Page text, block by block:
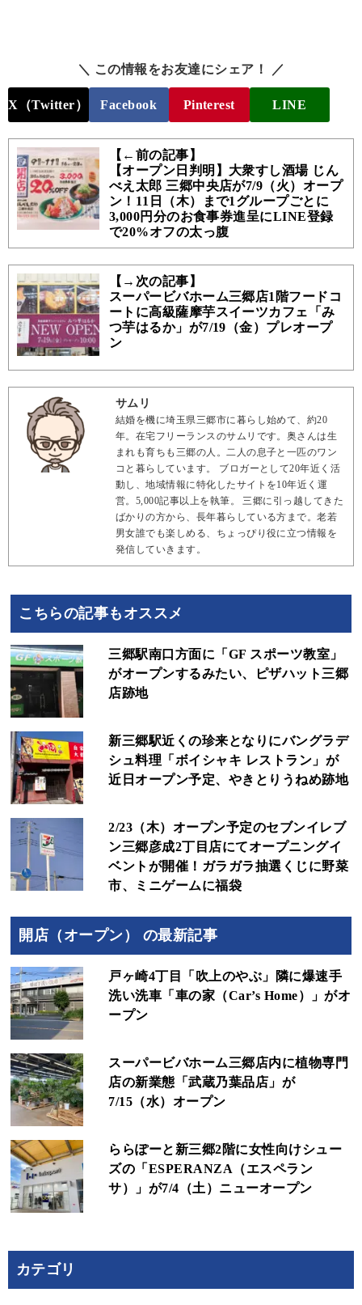
＼ この情報をお友達にシェア！ ／
X（Twitter） Facebook Pinterest LINE
【←前の記事】
【オープン日判明】大衆すし酒場 じん
べえ太郎 三郷中央店が7/9（火）オープ
ン！11日（木）まで1グループごとに
3,000円分のお食事券進呈にLINE登録
で20%オフの太っ腹
【→次の記事】
スーパービバホーム三郷店1階フードコ
ートに高級薩摩芋スイーツカフェ「み
つ芋はるか」が7/19（金）プレオープ
ン
サムリ
結婚を機に埼玉県三郷市に暮らし始めて、約20
年。在宅フリーランスのサムリです。奥さんは生
まれも育ちも三郷の人。二人の息子と一匹のワン
コと暮らしています。 ブロガーとして20年近く活
動し、地域情報に特化したサイトを10年近く運
営。5,000記事以上を執筆。 三郷に引っ越してきた
ばかりの方から、長年暮らしている方まで。老若
男女誰でも楽しめる、ちょっぴり役に立つ情報を
発信していきます。
こちらの記事もオススメ
三郷駅南口方面に「GF スポーツ教室」
がオープンするみたい、ピザハット三郷
店跡地
新三郷駅近くの珍来となりにバングラデ
シュ料理「ボイシャキ レストラン」が
近日オープン予定、やきとりうねめ跡地
2/23（木）オープン予定のセブンイレブ
ン三郷彦成2丁目店にてオープニングイ
ベントが開催！ガラガラ抽選くじに野菜
市、ミニゲームに福袋
開店（オープン） の最新記事
戸ヶ崎4丁目「吹上のやぶ」隣に爆速手
洗い洗車「車の家（Car’s Home）」がオ
ープン
スーパービバホーム三郷店内に植物専門
店の新業態「武蔵乃葉品店」が
7/15（水）オープン
ららぽーと新三郷2階に女性向けシュー
ズの「ESPERANZA（エスペラン
サ）」が7/4（土）ニューオープン
カテゴリ